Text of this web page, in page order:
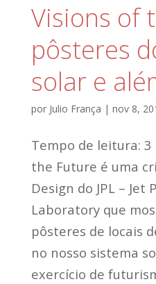
Visions of
pôsteres
solar e
por Julio França | nov 8,
Tempo de leitura:
the Future é uma
Design do JPL – Jet
Laboratory que
pôsteres de locais
no nosso sistema
exercício de